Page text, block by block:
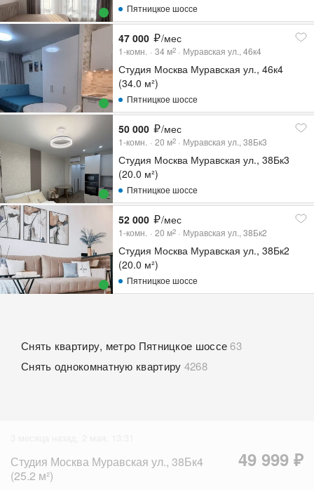
Пятницкое шоссе
47 000 /мес
1-комн. 34 м2 Муравская ул., 46к4
Студия Москва Муравская ул., 46к4
(34.0 м²)
Пятницкое шоссе
50 000 /мес
1-комн. 20 м2 Муравская ул., 38Бк3
Студия Москва Муравская ул., 38Бк3
(20.0 м²)
Пятницкое шоссе
52 000 /мес
1-комн. 20 м2 Муравская ул., 38Бк2
Студия Москва Муравская ул., 38Бк2
(20.0 м²)
Пятницкое шоссе
Снять квартиру, метро Пятницкое шоссе 63
Снять однокомнатную квартиру 4268
Студия Москва Муравская ул., 38Бк4
(25.2 м²)
49 999 ₽